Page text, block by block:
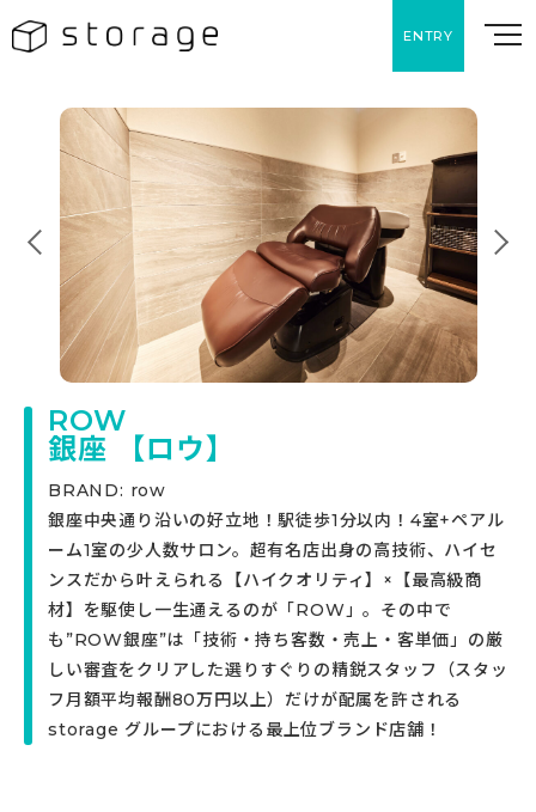
ENTRY
ROW
銀座 【ロウ】
BRAND: row
銀座中央通り沿いの好立地！駅徒歩1分以内！4室+ペアル
ーム1室の少人数サロン。超有名店出身の高技術、ハイセ
ンスだから叶えられる【ハイクオリティ】×【最高級商
材】を駆使し一生通えるのが「ROW」。その中で
も”ROW銀座”は「技術・持ち客数・売上・客単価」の厳
しい審査をクリアした選りすぐりの精鋭スタッフ（スタッ
フ月額平均報酬80万円以上）だけが配属を許される
storage グループにおける最上位ブランド店舗！